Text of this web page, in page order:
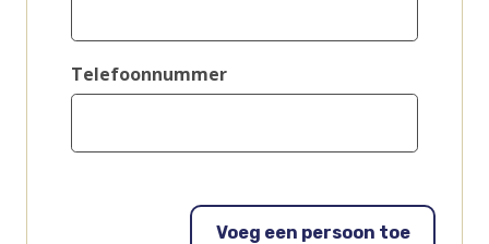
Telefoonnummer
Voeg een persoon toe